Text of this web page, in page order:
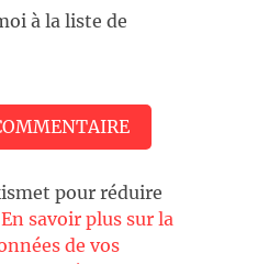
à la liste de
pour réduire
En savoir plus sur la
de vos